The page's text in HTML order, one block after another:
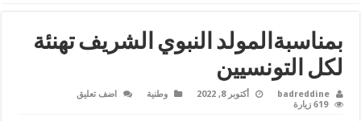
بمناسبةالمولد النبوي الشريف تهنئة
لكل التونسيين
badreddine أكتوبر 8, 2022 وطنية
اضف تعليق
619 زيارة